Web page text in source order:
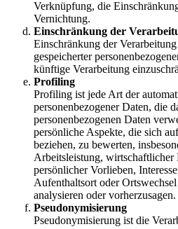
Verknüpfung, die
Vernichtung.
Einschränkung der
Einschränkung der
gespeicherter
künftige Verarbeitung
Profiling
Profiling ist jede Art der
personenbezogener Daten, die
personenbezogenen Daten
persönliche Aspekte, die sich
beziehen, zu bewerten,
Arbeitsleistung, wirtschaftlicher
persönlicher Vorlieben,
Aufenthaltsort oder
analysieren oder vorherzusagen.
Pseudonymisierung
Pseudonymisierung ist die